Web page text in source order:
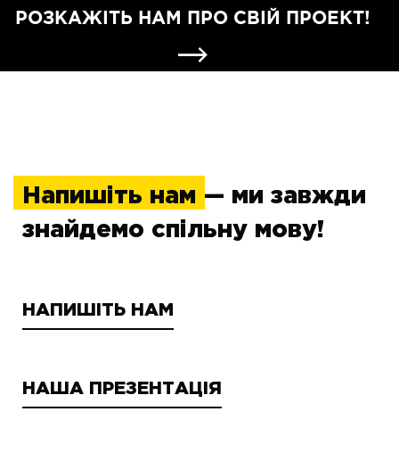
РОЗКАЖІТЬ НАМ ПРО СВІЙ ПРОЕКТ!
Напишіть нам — ми завжди
знайдемо спільну мову!
НАПИШІТЬ НАМ
НАША ПРЕЗЕНТАЦІЯ